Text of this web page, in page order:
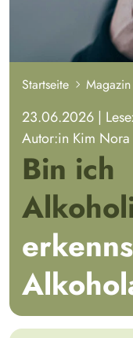
Startseite Magazin
23.06.2026 |
Autor:in Kim
Bin ich